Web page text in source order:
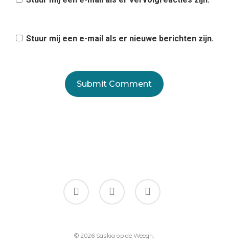
Stuur mij een e-mail als er nieuwe berichten zijn.
facebook instagram flickr
© 2026 Saskia op de Weegh.